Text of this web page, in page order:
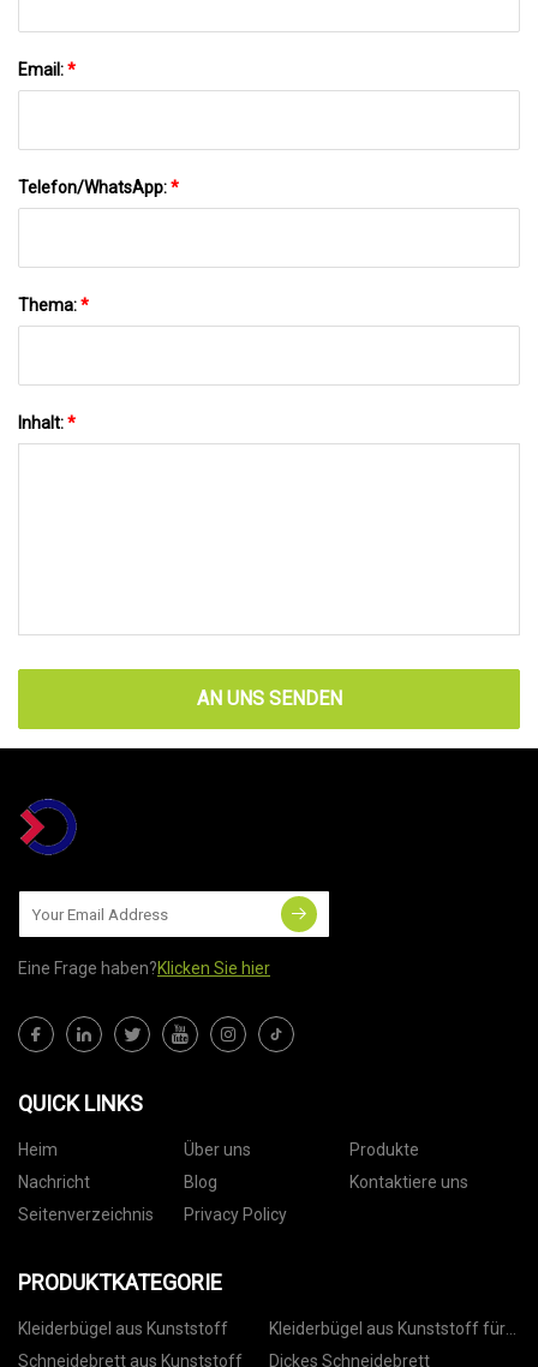
Email:*
Telefon/WhatsApp:*
Thema:*
Inhalt:*
AN UNS SENDEN
Eine Frage haben?Klicken Sie hier
QUICK LINKS
Heim Über uns
Produkte
Nachricht
Blog
Kontaktiere uns
Seitenverzeichnis
Privacy Policy
PRODUKTKATEGORIE
Kleiderbügel aus Kunststoff
Kleiderbügel aus Kunststoff für
Hosen
Schneidebrett aus Kunststoff Dickes Schneidebrett